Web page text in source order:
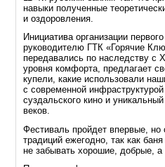
навыки полученные
и оздоровления.
Инициатива организации
руководителю ГТК «Горячие
передавались по наследству с
уровня комфорта, предлагает
купели, какие использовали
с современной
суздальского кино и
веков.
Фестиваль пройдет впервые, но
традиций ежегодно, так как
не забывать хорошие, добрые, а